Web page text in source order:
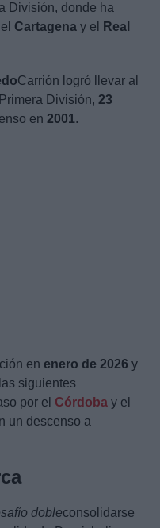
División, donde ha
Cartagena y el
Real
Carrión logró llevar al
División, 23
en 2001.
en enero de 2026 y
siguientes
por el Córdoba y el
un descenso a
dobleconsolidarse